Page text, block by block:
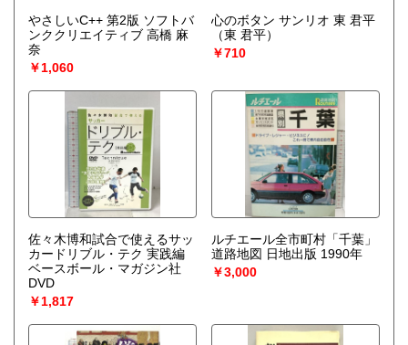
やさしいC++ 第2版 ソフトバ
ンククリエイティブ 高橋 麻
奈
￥1,060
心のボタン サンリオ 東 君平
（東 君平）
￥710
佐々木博和試合で使えるサッ
カードリブル・テク 実践編
ベースボール・マガジン社
DVD
￥1,817
ルチエール全市町村「千葉」
道路地図 日地出版 1990年
￥3,000